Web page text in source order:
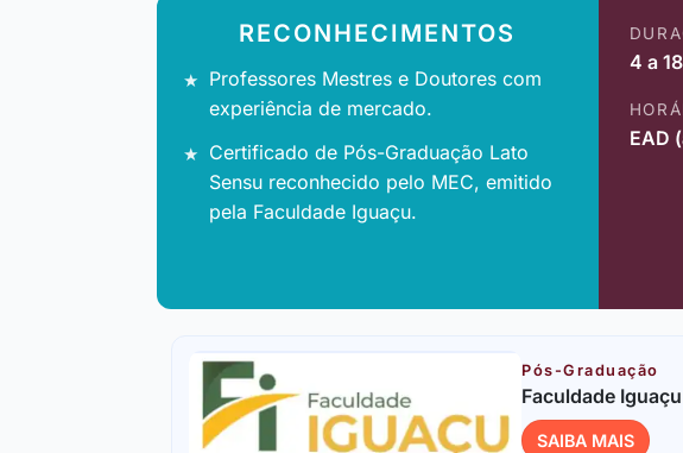
RECONHECIMENTOS
Professores Mestres e Doutores com
experiência de mercado.
Certificado de Pós-Graduação Lato
Sensu reconhecido pelo MEC, emitido
pela Faculdade Iguaçu.
4 a
EAD
Pós-Graduação
Faculdade Iguaçu
SAIBA MAIS